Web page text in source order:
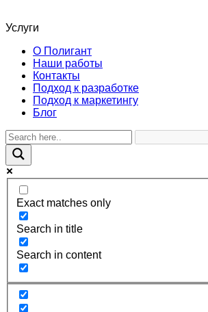
Услуги
О Полигант
Наши работы
Контакты
Подход к разработке
Подход к маркетингу
Блог
Exact matches only
Search in title
Search in content